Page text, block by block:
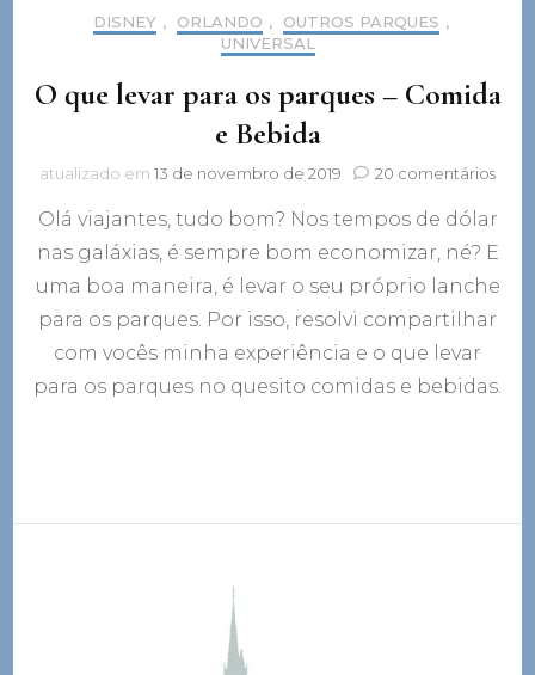
DISNEY , ORLANDO , OUTROS PARQUES ,
UNIVERSAL
O que levar para os parques – Comida
e Bebida
atualizado em 13 de novembro de 2019 20 comentáriosem
que
levar
os
e
Olá viajantes, tudo bom? Nos tempos de dólar
nas galáxias, é sempre bom economizar, né? E
uma boa maneira, é levar o seu próprio lanche
para os parques. Por isso, resolvi compartilhar
com vocês minha experiência e o que levar
para os parques no quesito comidas e bebidas.